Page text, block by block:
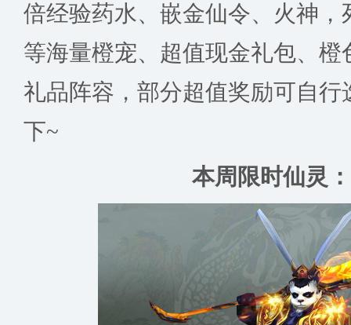
倍经验药水、嵌金仙令、火神，
等海量橙宠、超值现金礼包、
礼品阵容，部分超值奖励可自行
下~
本周限时仙灵